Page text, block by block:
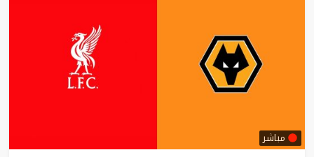
مباشر